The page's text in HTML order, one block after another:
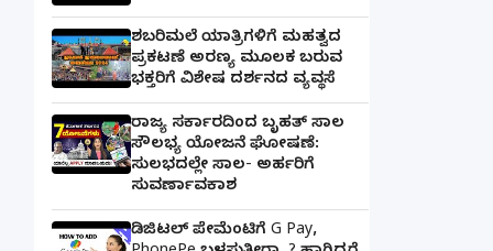
ಶಬರಿಮಲೆ ಯಾತ್ರಿಗಳಿಗೆ ಮಹತ್ವದ
ಪ್ರಕಟಣೆ ಅರಣ್ಯ ಮೂಲಕ ಬರುವ
ಭಕ್ತರಿಗೆ ವಿಶೇಷ ದರ್ಶನದ ವ್ಯವಸ್ಥೆ
ರಾಜ್ಯ ಸರ್ಕಾರದಿಂದ ಬೃಹತ್ ಸಾಲ
ಸೌಲಭ್ಯ ಯೋಜನೆ ಘೋಷಣೆ:
ಸುಲಭದಲ್ಲೇ ಸಾಲ- ಅರ್ಹರಿಗೆ
ಸುವರ್ಣಾವಕಾಶ
ಡಿಜಿಟಲ್ ಪೇಮೆಂಟಿಗೆ G Pay,